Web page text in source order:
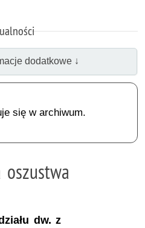
dodatkowe ↓
się w archiwum.
dw. z